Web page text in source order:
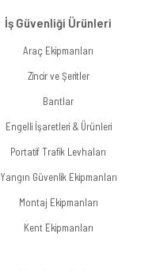
İş Güvenliği Ürünleri
Araç Ekipmanları
Zincir ve Şeritler
Bantlar
Engelli İşaretleri & Ürünleri
Portatif Trafik Levhaları
Yangın Güvenlik Ekipmanları
Montaj Ekipmanları
Kent Ekipmanları